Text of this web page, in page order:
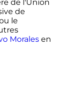
de l'Union
de
le
Moralesen